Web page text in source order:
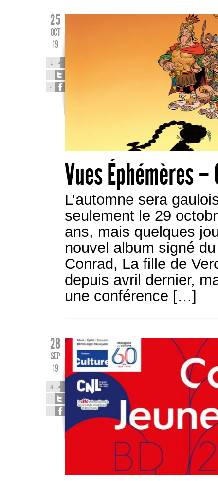
25
OCT
19
1
-
-
Vues Éphémères
L’automne sera
seulement le 29
ans, mais quelques
nouvel album signé
Conrad, La fille de
depuis avril dernier,
une conférence […]
28
SEP
19
4
-
-